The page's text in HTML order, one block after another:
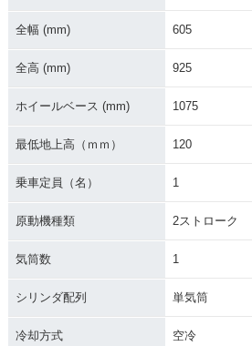
全幅 (mm) 605
全高 (mm) 925
ホイールベース (mm) 1075
最低地上高（ｍｍ） 120
乗車定員（名） 1
原動機種類 2ストローク
気筒数 1
シリンダ配列 単気筒
冷却方式 空冷